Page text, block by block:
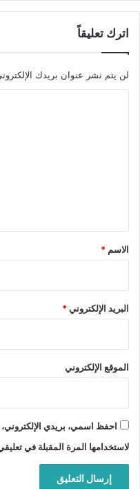
اترك تعليقاً
لن يتم نشر عنوان بريدك
*
الاسم *
البريد الإلكتروني*
الموقع الإلكتروني
احفظ اسمي، بريدي
لاستخدامها المرة المقبلة في